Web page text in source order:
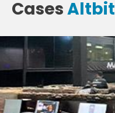
CasesAltbit